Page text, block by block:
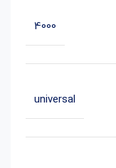
4000
universal